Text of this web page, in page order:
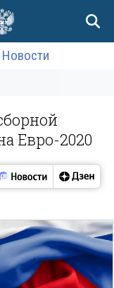
Новости
Евро-2020